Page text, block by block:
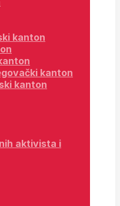
kanton
kanton
kanton
aktivista i